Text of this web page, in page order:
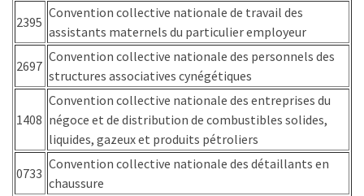
qui
réellement
dans
financement
2395
Convention collective nationale de travail des
assistants maternels du particulier employeur
2697
Convention collective nationale des personnels des
structures associatives cynégétiques
1408
Convention collective nationale des entreprises du
négoce et de distribution de combustibles solides,
liquides, gazeux et produits pétroliers
0733
Convention collective nationale des détaillants en
chaussure